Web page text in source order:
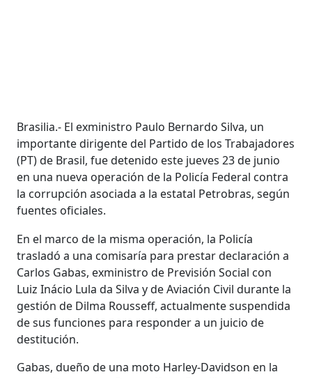
Brasilia.- El exministro Paulo Bernardo Silva, un
importante dirigente del Partido de los Trabajadores
(PT) de Brasil, fue detenido este jueves 23 de junio
en una nueva operación de la Policía Federal contra
la corrupción asociada a la estatal Petrobras, según
fuentes oficiales.
En el marco de la misma operación, la Policía
trasladó a una comisaría para prestar declaración a
Carlos Gabas, exministro de Previsión Social con
Luiz Inácio Lula da Silva y de Aviación Civil durante la
gestión de Dilma Rousseff, actualmente suspendida
de sus funciones para responder a un juicio de
destitución.
Gabas, dueño de una moto Harley-Davidson en la